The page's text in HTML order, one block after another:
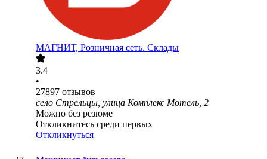
МАГНИТ, Розничная сеть. Склады
3.4
•
27897 отзывов
село Стрельцы, улица Комплекс Мотель, 2
Можно без резюме
Откликнитесь среди первых
Откликнуться